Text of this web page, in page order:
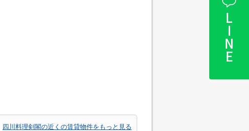
LINE
四川料理剣閣の近くの賃貸物件をもっと見る